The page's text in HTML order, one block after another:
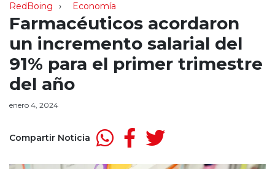
RedBoing Economía
Farmacéuticos acordaron
un incremento salarial del
91% para el primer trimestre
del año
enero 4, 2024
Compartir Noticia